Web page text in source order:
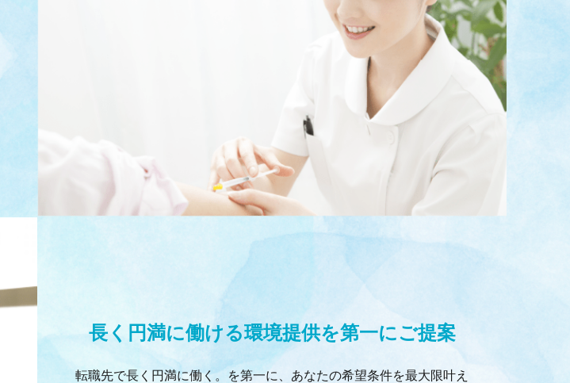
長く円満に働ける環境提供を第一にご提案
転職先で長く円満に働く。を第一に、あなたの希望条件を最大限叶え